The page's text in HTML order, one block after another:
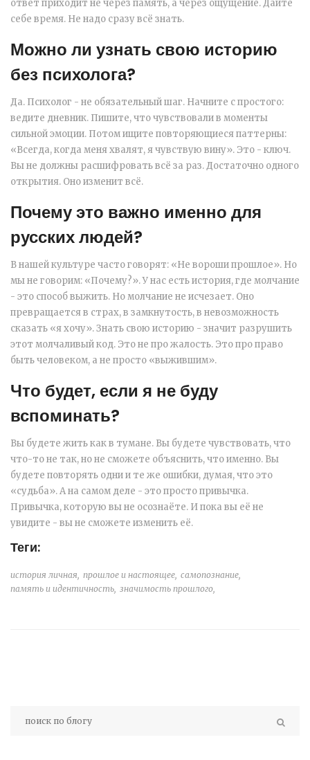
ответ приходит не через память, а через ощущение. Дайте
себе время. Не надо сразу всё знать.
Можно ли узнать свою историю
без психолога?
Да. Психолог - не обязательный шаг. Начните с простого:
ведите дневник. Пишите, что чувствовали в моменты
сильной эмоции. Потом ищите повторяющиеся паттерны:
«Всегда, когда меня хвалят, я чувствую вину». Это - ключ.
Вы не должны расшифровать всё за раз. Достаточно одного
открытия. Оно изменит всё.
Почему это важно именно для
русских людей?
В нашей культуре часто говорят: «Не вороши прошлое». Но
мы не говорим: «Почему?». У нас есть история, где молчание
- это способ выжить. Но молчание не исчезает. Оно
превращается в страх, в замкнутость, в невозможность
сказать «я хочу». Знать свою историю - значит разрушить
этот молчаливый код. Это не про жалость. Это про право
быть человеком, а не просто «выжившим».
Что будет, если я не буду
вспоминать?
Вы будете жить как в тумане. Вы будете чувствовать, что
что-то не так, но не сможете объяснить, что именно. Вы
будете повторять одни и те же ошибки, думая, что это
«судьба». А на самом деле - это просто привычка.
Привычка, которую вы не осознаёте. И пока вы её не
увидите - вы не сможете изменить её.
Теги:
история личная, прошлое и настоящее, самопознание,
память и идентичность, значимость прошлого,